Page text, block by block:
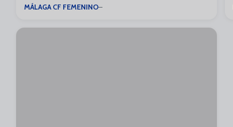
MÁLAGA CF FEMENINO